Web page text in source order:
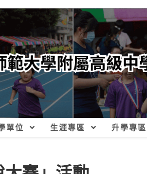
單位 生涯專區 升學專區